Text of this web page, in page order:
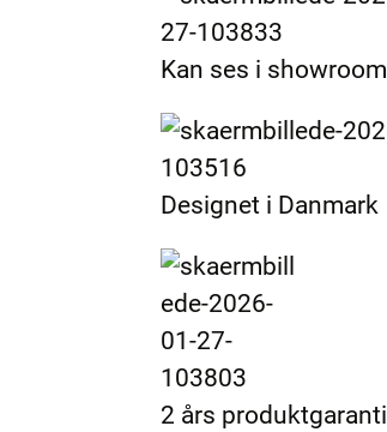
Kan ses i showroom
Designet i Danmark
2 års produktgaranti